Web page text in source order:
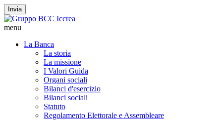
Invia
menu
La Banca
La storia
La missione
I Valori Guida
Organi sociali
Bilanci d'esercizio
Bilanci sociali
Statuto
Regolamento Elettorale e Assembleare